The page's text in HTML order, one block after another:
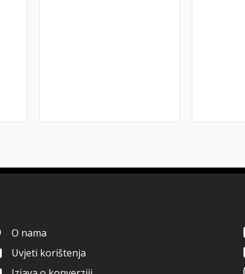
O nama
Uvjeti korištenja